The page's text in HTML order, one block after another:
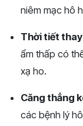
niêm mạc hô
Thời tiết
ẩm thấp có
xạ ho.
Căng thẳng
các bệnh lý